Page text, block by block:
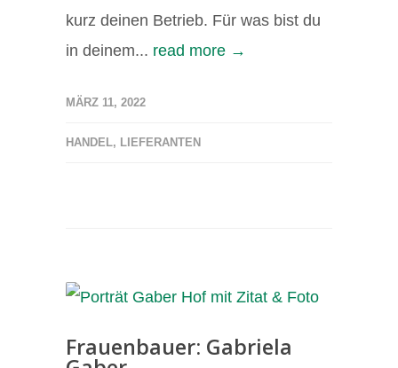
kurz deinen Betrieb. Für was bist du
in deinem... read more →
MÄRZ 11, 2022
HANDEL, LIEFERANTEN
Frauenbauer: Gabriela